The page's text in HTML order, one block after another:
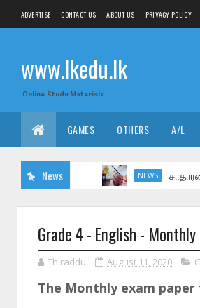
ADVERTISE CONTACT US ABOUT US PRIVACY POLICY
www.lkedu.lk
Online Study Materials
GAMES OTHERS A/L
News NEWS சாதாரண
Grade 4 - English -
Thiraddu August 11, 2020
The Monthly exam